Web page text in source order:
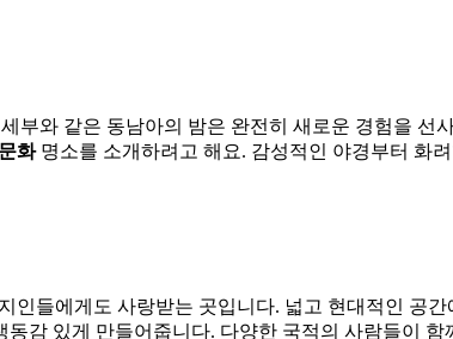
부와 같은 동남아의 밤은 완전히 새로운 경험을 선
화명소를 소개하려고 해요. 감성적인 야경부터 화
인들에게도 사랑받는 곳입니다. 넓고 현대적인 공
감 있게 만들어줍니다. 다양한 국적의 사람들이